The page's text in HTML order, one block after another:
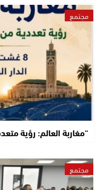
مجتمع
“مغاربة العالم: رؤية
مجتمع